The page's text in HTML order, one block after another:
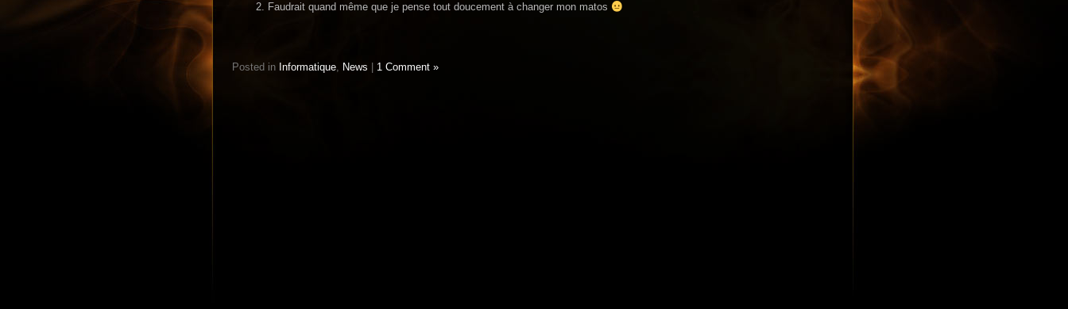
Faudrait quand même que je pense tout doucement à changer mon matos
Posted in Informatique, News 1 Comment »